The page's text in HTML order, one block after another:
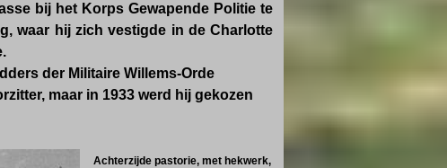
bij het Korps Gewapende Politie te
waar hij zich vestigde in de Charlotte
der Militaire Willems-Orde
maar in 1933 werd hij gekozen
Achterzijde pastorie, met hekwerk,